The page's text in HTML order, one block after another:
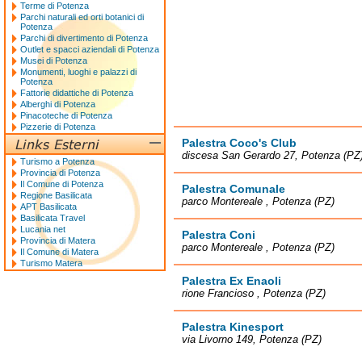
Palestra Coco's Club
discesa San Gerardo 27, Potenza
Palestra Comunale
parco Montereale , Potenza (PZ)
Palestra Coni
parco Montereale , Potenza (PZ)
Palestra Ex Enaoli
rione Francioso , Potenza (PZ)
Palestra Kinesport
via Livorno 149, Potenza (PZ)
Terme di Potenza
Parchi naturali ed orti botanici di
Potenza
Parchi di divertimento di Potenza
Outlet e spacci aziendali di Potenza
Musei di Potenza
Monumenti, luoghi e palazzi di
Potenza
Fattorie didattiche di Potenza
Alberghi di Potenza
Pinacoteche di Potenza
Pizzerie di Potenza
Turismo a Potenza
Provincia di Potenza
Il Comune di Potenza
Regione Basilicata
APT Basilicata
Basilicata Travel
Lucania net
Provincia di Matera
Il Comune di Matera
Turismo Matera